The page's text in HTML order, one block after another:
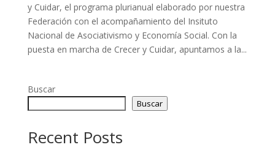
y Cuidar, el programa plurianual elaborado por nuestra
Federación con el acompañamiento del Insituto
Nacional de Asociativismo y Economía Social. Con la
puesta en marcha de Crecer y Cuidar, apuntamos a la...
Buscar
Buscar
Recent Posts